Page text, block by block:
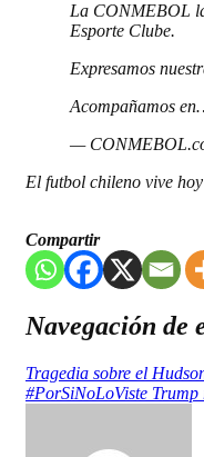
La CONMEBOL
Esporte Clube.
Expresamos
Acompañamos
—
El futbol chileno vive
Compartir
Navegación de
Tragedia sobre el
#PorSiNoLoViste